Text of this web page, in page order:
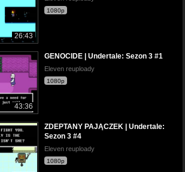
26:43
1080p
43:36
GENOCIDE | Undertale: Sezon 3 #1
Eleven reuploady
1080p
ZDEPTANY PAJĄCZEK | Undertale:
Sezon 3 #4
Eleven reuploady
1080p